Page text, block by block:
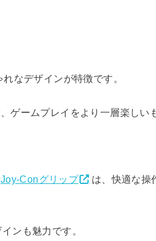
なデザインが特徴です。
ゲームプレイをより一層楽しい
Joy-Conグリップ
は、快適な操
ンも魅力です。